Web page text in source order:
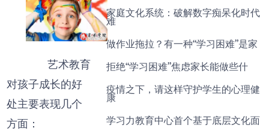
艺术教育
对孩子成长的好
处主要表现几个
方面：
家庭文化系统：破解数字痴呆化时代
难
做作业拖拉？有一种“学习困难”是家
拒绝“学习困难”焦虑家长能做些什
疫情之下，请这样守护学生的心理健
康
学习力教育中心首个基于底层文化面